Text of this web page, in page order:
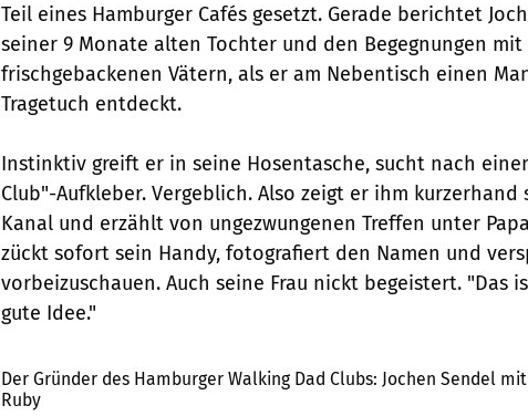
Teil eines Hamburger Cafés gesetzt. Gerade berichtet
seiner 9 Monate alten Tochter und den Begegnungen mit
frischgebackenen Vätern, als er am Nebentisch einen
Tragetuch entdeckt.
Instinktiv greift er in seine Hosentasche, sucht nach
Club"-Aufkleber. Vergeblich. Also zeigt er ihm kurzerhand
Kanal und erzählt von ungezwungenen Treffen unter
zückt sofort sein Handy, fotografiert den Namen und
vorbeizuschauen. Auch seine Frau nickt begeistert. "Das
gute Idee."
Der Gründer des Hamburger Walking Dad Clubs: Jochen Sendel
Ruby